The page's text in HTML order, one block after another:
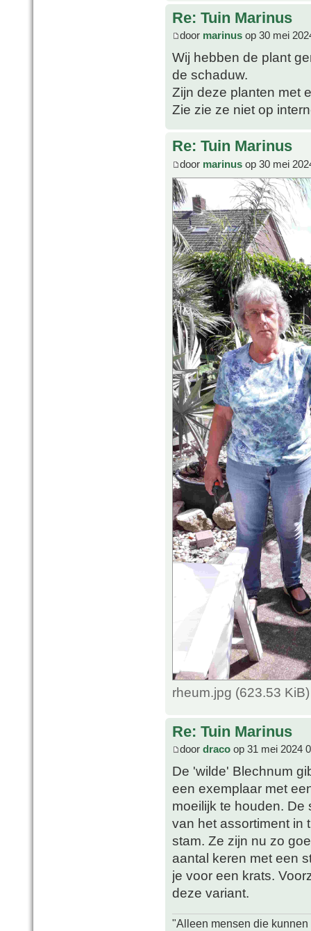
Re: Tuin Marinus
door marinus op 30 mei
Wij hebben de plant
de schaduw.
Zijn deze planten met
Zie zie ze niet op
Re: Tuin Marinus
door marinus op 30 mei
rheum.jpg (623.53
Re: Tuin Marinus
door draco op 31 mei 2024
De 'wilde' Blechnum
een exemplaar met
moeilijk te houden.
van het assortiment in
stam. Ze zijn nu zo
aantal keren met een
je voor een krats.
deze variant.
"Alleen mensen die